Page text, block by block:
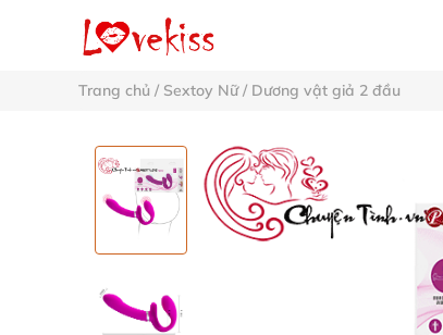
Trang chủ / Sextoy Nữ/ Dương vật giả 2 đầu